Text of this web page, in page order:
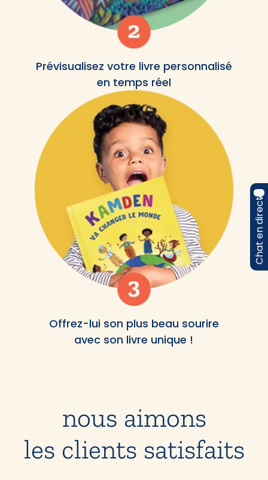
Prévisualisez votre livre personnalisé
en temps réel
Offrez-lui son plus beau sourire
avec son livre unique !
nous aimons
les clients satisfaits
Chat en direct